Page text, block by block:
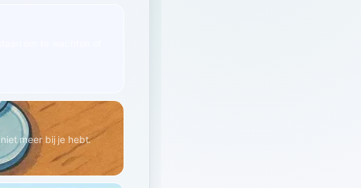
om te wachten of
meer bij je hebt.